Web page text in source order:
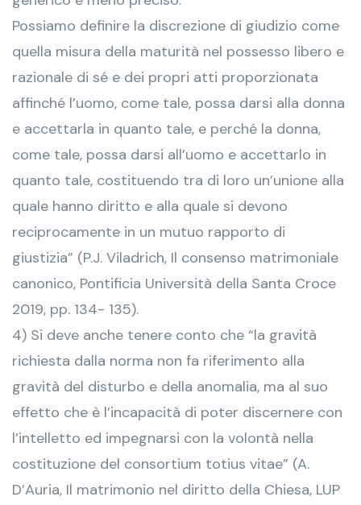
Possiamo definire la discrezione di giudizio come
quella misura della maturità nel possesso libero e
razionale di sé e dei propri atti proporzionata
affinché l’uomo, come tale, possa darsi alla donna
e accettarla in quanto tale, e perché la donna,
come tale, possa darsi all’uomo e accettarlo in
quanto tale, costituendo tra di loro un’unione alla
quale hanno diritto e alla quale si devono
reciprocamente in un mutuo rapporto di
giustizia” (P.J. Viladrich, Il consenso matrimoniale
canonico, Pontificia Università della Santa Croce
2019, pp. 134- 135).
4) Si deve anche tenere conto che “la gravità
richiesta dalla norma non fa riferimento alla
gravità del disturbo e della anomalia, ma al suo
effetto che è l’incapacità di poter discernere con
l’intelletto ed impegnarsi con la volontà nella
costituzione del consortium totius vitae” (A.
D’Auria, Il matrimonio nel diritto della Chiesa, LUP